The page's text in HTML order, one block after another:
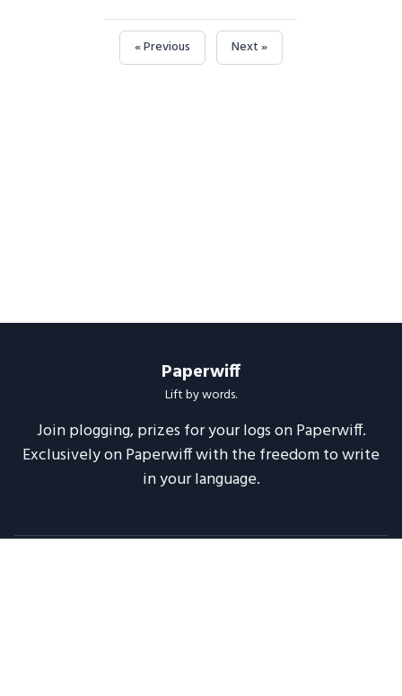
« Previous Next »
Paperwiff
Lift by words.
Join plogging, prizes for your logs on Paperwiff.
Exclusively on Paperwiff with the freedom to write
in your language.